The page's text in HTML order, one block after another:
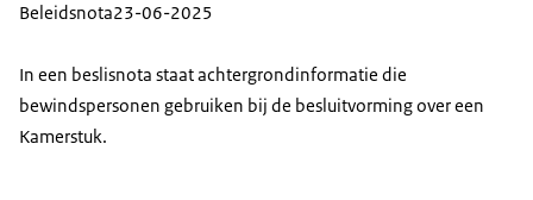
Beleidsnota23-06-2025
In een beslisnota staat achtergrondinformatie die
bewindspersonen gebruiken bij de besluitvorming over een
Kamerstuk.